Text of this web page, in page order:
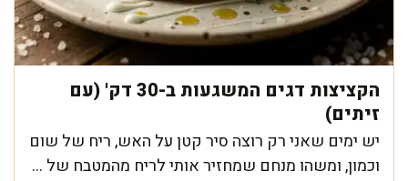
הקציצות דגים המשגעות ב-30 דק' (עם
זיתים)
יש ימים שאני רק רוצה סיר קטן על האש, ריח של שום
וכמון, ומשהו מנחם שמחזיר אותי לריח מהמטבח של ...